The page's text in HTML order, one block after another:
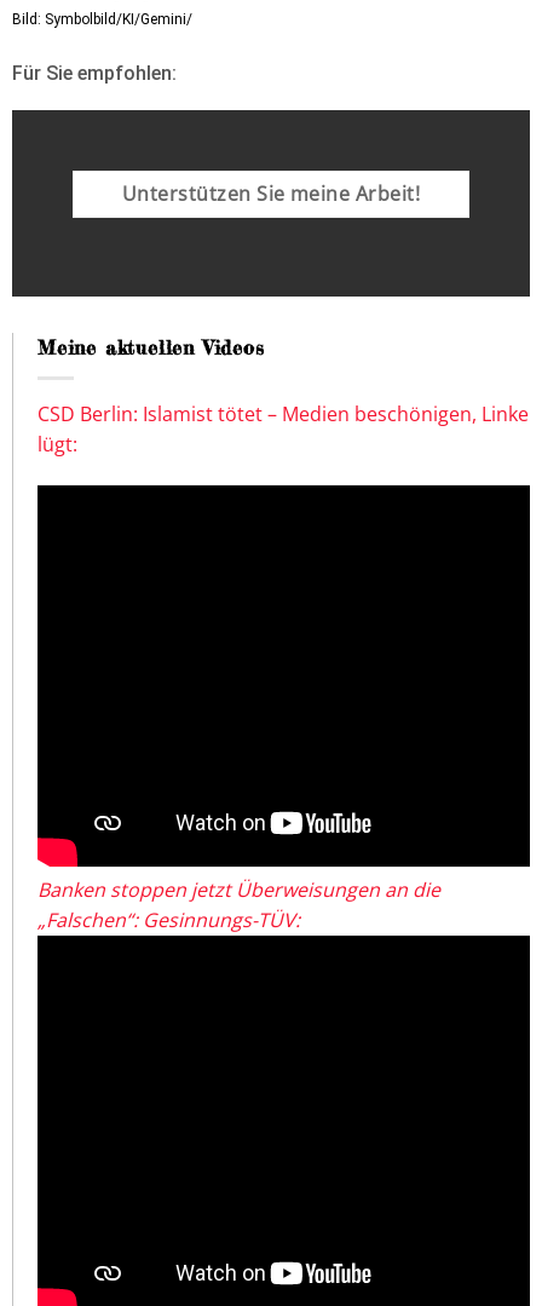
Bild: Symbolbild/KI/Gemini/
Für Sie empfohlen:
Unterstützen Sie meine Arbeit!
Meine aktuellen Videos
CSD Berlin: Islamist tötet – Medien beschönigen, Linke
lügt:
Banken stoppen jetzt Überweisungen an die
„Falschen“: Gesinnungs-TÜV: